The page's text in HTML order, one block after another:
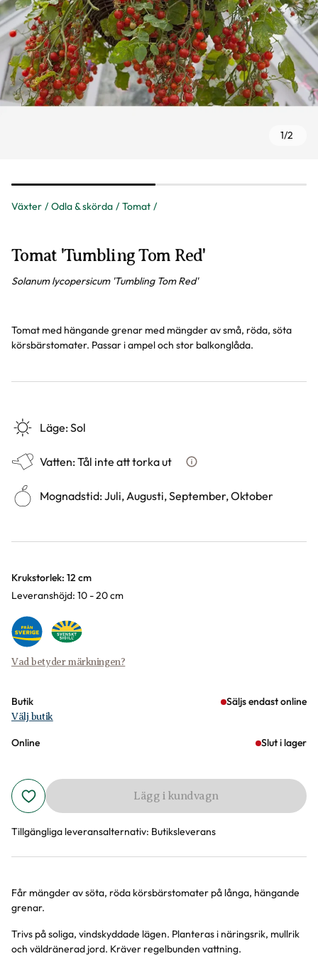
Växter Odla & skörda Tomat
1/2
Tomat 'Tumbling Tom Red'
Solanum lycopersicum 'Tumbling Tom Red'
Tomat med hängande grenar med mängder av små, röda, söta
körsbärstomater. Passar i ampel och stor balkonglåda.
Läge:Sol
Vatten:Tål inte att torka ut Hur ska du vattna växten?
Mognadstid:Juli, Augusti, September, Oktober
Varianter
Krukstorlek: 12 cm
Leveranshöjd: 10 - 20 cm
Vad betyder märkningen?
Butik Säljs endast online
Välj butik
Online Slut i lager
Lägg i kundvagn
Tillgängliga leveransalternativ: Butiksleverans
Produktinformation
Får mängder av söta, röda körsbärstomater på långa, hängande
grenar.
Trivs på soliga, vindskyddade lägen. Planteras i näringsrik, mullrik
och väldränerad jord. Kräver regelbunden vattning.